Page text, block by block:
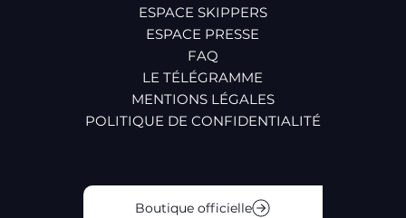
ESPACE SKIPPERS
ESPACE PRESSE
FAQ
LE TÉLÉGRAMME
MENTIONS LÉGALES
POLITIQUE DE CONFIDENTIALITÉ
Boutique officielle